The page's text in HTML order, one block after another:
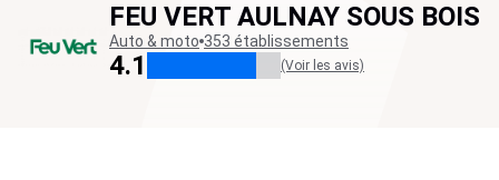
FEU VERT AULNAY SOUS BOIS
Auto & moto 353 établissements
4.1 (Voir les avis)